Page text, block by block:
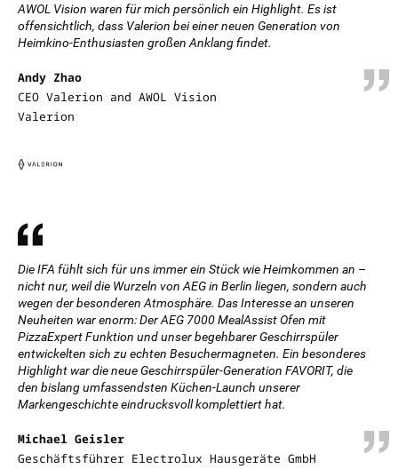
AWOL Vision waren für mich persönlich ein Highlight. Es ist
offensichtlich, dass Valerion bei einer neuen Generation von
Heimkino-Enthusiasten großen Anklang findet.
Andy Zhao
CEO Valerion and AWOL Vision
Valerion
Die IFA fühlt sich für uns immer ein Stück wie Heimkommen an –
nicht nur, weil die Wurzeln von AEG in Berlin liegen, sondern auch
wegen der besonderen Atmosphäre. Das Interesse an unseren
Neuheiten war enorm: Der AEG 7000 MealAssist Ofen mit
PizzaExpert Funktion und unser begehbarer Geschirrspüler
entwickelten sich zu echten Besuchermagneten. Ein besonderes
Highlight war die neue Geschirrspüler-Generation FAVORIT, die
den bislang umfassendsten Küchen-Launch unserer
Markengeschichte eindrucksvoll komplettiert hat.
Michael Geisler
Geschäftsführer Electrolux Hausgeräte GmbH